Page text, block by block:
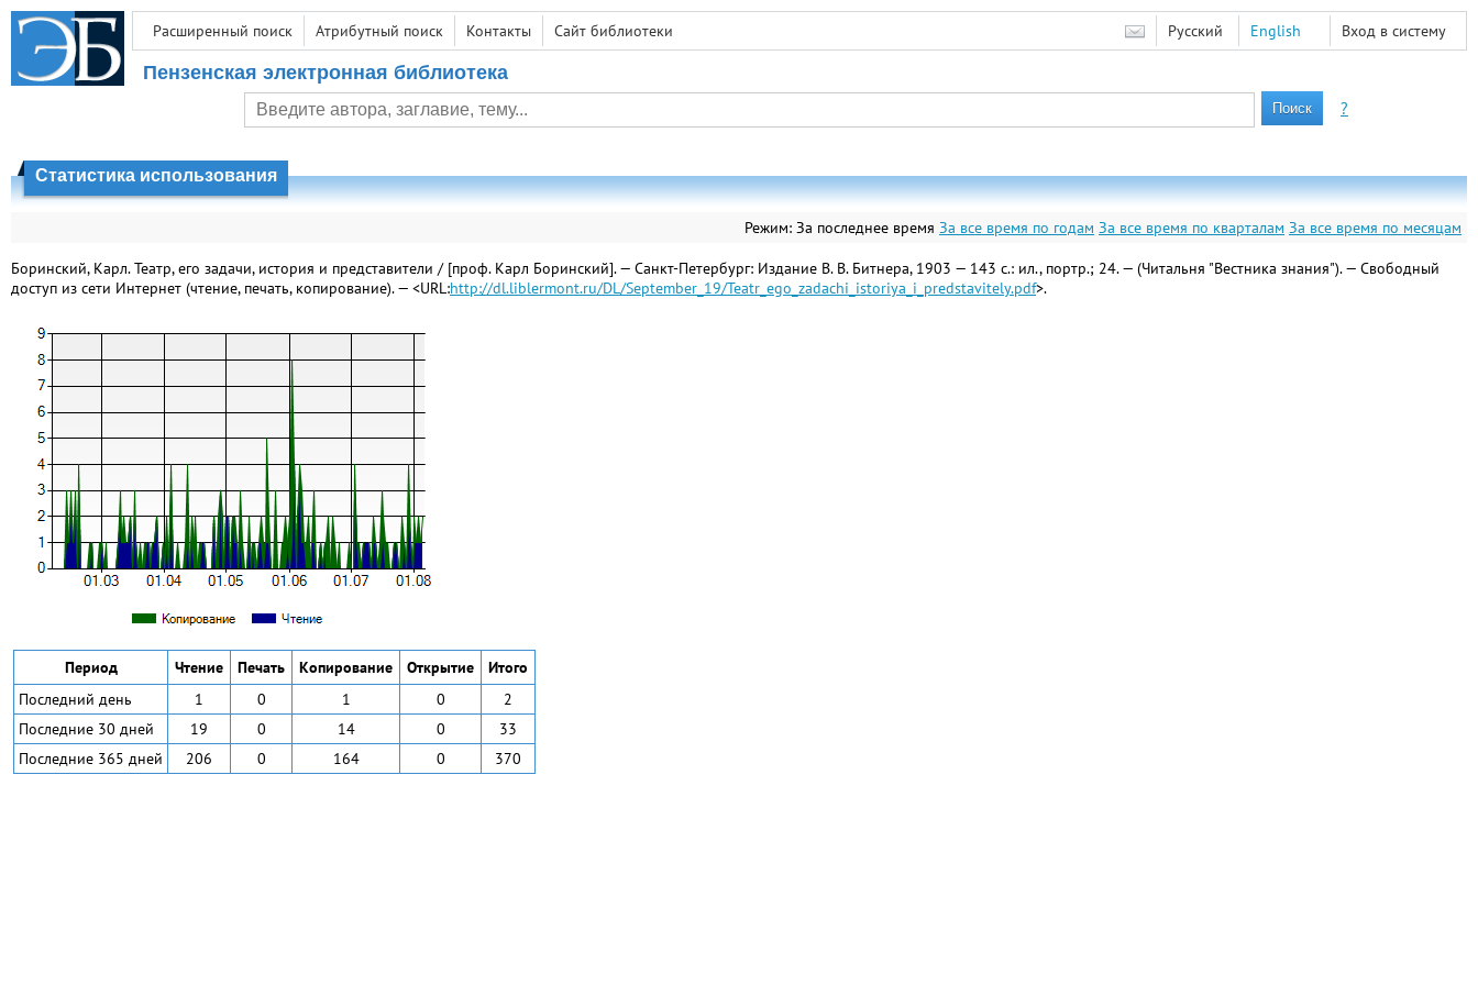
Расширенный поиск Атрибутный поиск Контакты Сайт библиотеки Вход в систему
Русский English
Пензенская электронная библиотека
?
Статистика использования
Режим: За последнее время За все время по годам За все время по кварталам За все время по месяцам
Боринский, Карл. Театр, его задачи, история и представители / [проф. Карл Боринский]. — Санкт-Петербург: Издание В. В. Битнера, 1903 — 143 с.: ил., портр.; 24. — (Читальня "Вестника знания"). — Свободный
доступ из сети Интернет (чтение, печать, копирование). — <URL:http://dl.liblermont.ru/DL/September_19/Teatr_ego_zadachi_istoriya_i_predstavitely.pdf>.
Период Чтение Печать Копирование Открытие
Итого
Последний день
1 0 1 0
2
Последние 30 дней
19 0 14 0
33
Последние 365 дней
206 0 164 0 370